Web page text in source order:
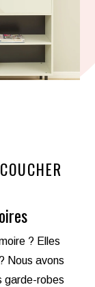
? Elles
Nous avons
garde-robes